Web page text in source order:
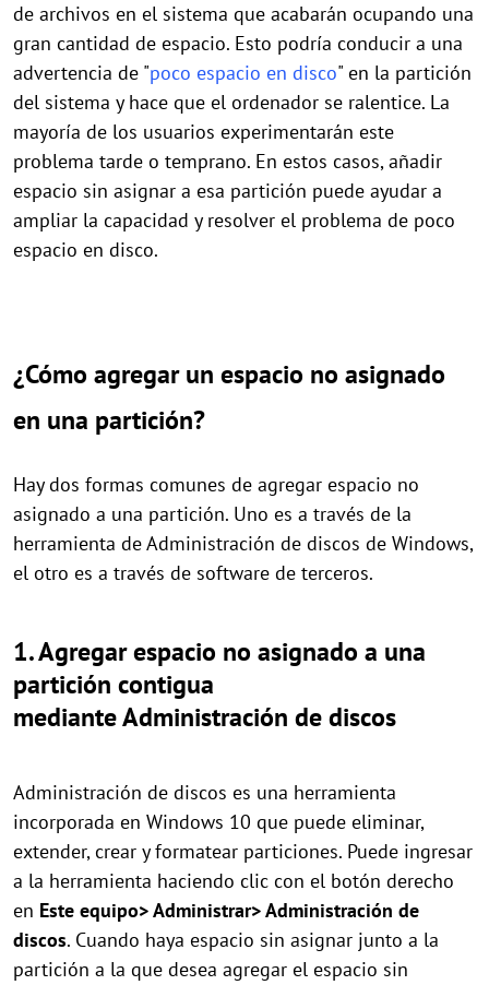
de archivos en el sistema que acabarán ocupando una
gran cantidad de espacio. Esto podría conducir a una
advertencia de "poco espacio en disco" en la partición
del sistema y hace que el ordenador se ralentice. La
mayoría de los usuarios experimentarán este
problema tarde o temprano. En estos casos, añadir
espacio sin asignar a esa partición puede ayudar a
ampliar la capacidad y resolver el problema de poco
espacio en disco.
¿Cómo agregarun espacio no asignado
en una partición?
Hay dos formas comunes de agregar espacio no
asignado a una partición. Uno es a través de la
herramienta deAdministración de discos de Windows,
el otro es a través de software de terceros.
1. Agregarespacio no asignado a una
partición contigua
medianteAdministración de discos
Administración de discos es una herramienta
incorporada en Windows 10 que puede eliminar,
extender, crear y formatear particiones. Puede ingresar
a la herramienta haciendo clic con el botón derecho
en Este equipo> Administrar> Administración de
discos. Cuando haya espacio sin asignar junto a la
partición a la que desea agregar el espacio sin